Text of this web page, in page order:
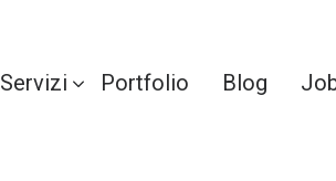
Servizi Portfolio Blog